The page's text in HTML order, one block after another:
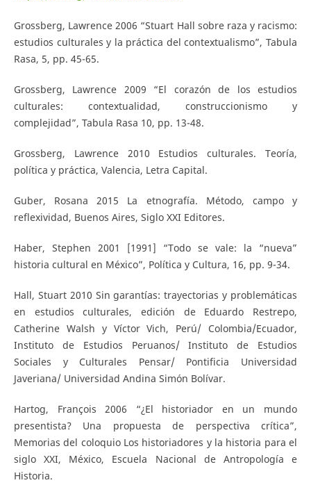
Grossberg, Lawrence 2006 “Stuart Hall sobre raza y racismo:
estudios culturales y la práctica del contextualismo”, Tabula
Rasa, 5, pp. 45-65.
Grossberg, Lawrence 2009 “El corazón de los estudios
culturales: contextualidad, construccionismo y
complejidad”, Tabula Rasa 10, pp. 13-48.
Grossberg, Lawrence 2010 Estudios culturales. Teoría,
política y práctica, Valencia, Letra Capital.
Guber, Rosana 2015 La etnografía. Método, campo y
reflexividad, Buenos Aires, Siglo XXI Editores.
Haber, Stephen 2001 [1991] “Todo se vale: la “nueva”
historia cultural en México”, Política y Cultura, 16, pp. 9-34.
Hall, Stuart 2010 Sin garantías: trayectorias y problemáticas
en estudios culturales, edición de Eduardo Restrepo,
Catherine Walsh y Víctor Vich, Perú/ Colombia/Ecuador,
Instituto de Estudios Peruanos/ Instituto de Estudios
Sociales y Culturales Pensar/ Pontificia Universidad
Javeriana/ Universidad Andina Simón Bolívar.
Hartog, François 2006 “¿El historiador en un mundo
presentista? Una propuesta de perspectiva crítica”,
Memorias del coloquio Los historiadores y la historia para el
siglo XXI, México, Escuela Nacional de Antropología e
Historia.